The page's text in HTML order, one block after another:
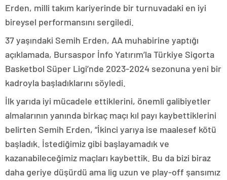
Erden, milli takım kariyerinde bir turnuvadaki en iyi
bireysel performansını sergiledi.
37 yaşındaki Semih Erden, AA muhabirine yaptığı
açıklamada, Bursaspor İnfo Yatırım’la Türkiye Sigorta
Basketbol Süper Ligi’nde 2023-2024 sezonuna yeni bir
kadroyla başladıklarını söyledi.
İlk yarıda iyi mücadele ettiklerini, önemli galibiyetler
almalarının yanında birkaç maçı kıl payı kaybettiklerini
belirten Semih Erden, “İkinci yarıya ise maalesef kötü
başladık. İstediğimiz gibi başlayamadık ve
kazanabileceğimiz maçları kaybettik. Bu da bizi biraz
daha geriye düşürdü ama lig uzun ve play-off şansımız